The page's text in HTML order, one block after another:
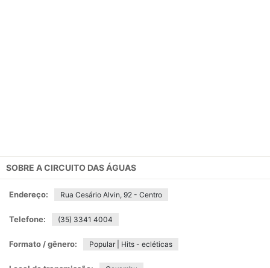
SOBRE ACIRCUITO DAS ÁGUAS
Endereço: Rua Cesário Alvin, 92 - Centro
Telefone: (35) 3341 4004
Formato / gênero: Popular | Hits - ecléticas